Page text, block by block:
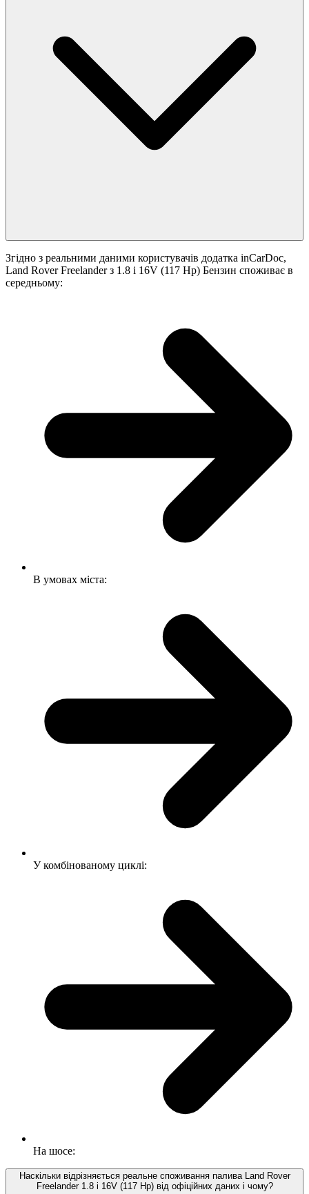
Згідно з реальними даними користувачів додатка inCarDoc,
Land Rover Freelander з 1.8 i 16V (117 Hp) Бензин споживає в
середньому:
В умовах міста:
У комбінованому циклі:
На шосе:
Наскільки відрізняється реальне споживання палива Land Rover
Freelander 1.8 i 16V (117 Hp) від офіційних даних і чому?